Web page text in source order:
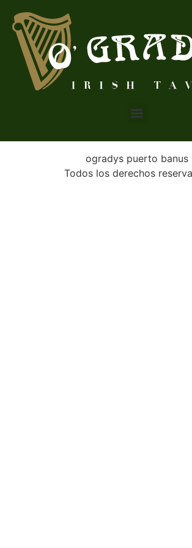
ogradys puerto banus
Todos los derechos